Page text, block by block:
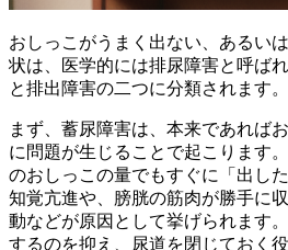
おしっこがうまく出ない、あるい
状は、医学的には排尿障害と呼ば
と排出障害の二つに分類されます。
まず、 蓄尿障害は、本来であれば
に問題が生じることで起こります。
のおしっこの量でもすぐに「出し
知覚亢進や、膀胱の筋肉が勝手に
動などが原因として挙げられます
するのを抑え、尿道を閉じておく